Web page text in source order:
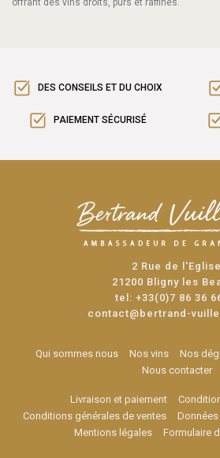
offrant des vins droits, purs et raffinés.
DES CONSEILS ET DU CHOIX
PAIEMENT SÉCURISÉ
2 Rue de l'Eglise
21200 Bligny les
tel: +33(0)7 86 36
contact@bertrand-
Qui sommes nous Nos vins Nos
Nous contacter
Livraison et paiement
Conditions générales de ventes
Mentions légales
Formulaire